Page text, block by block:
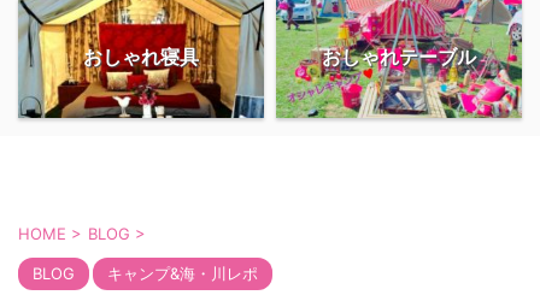
おしゃれ寝具 おしゃれテーブル
HOME > BLOG >
BLOG キャンプ&海・川レポ